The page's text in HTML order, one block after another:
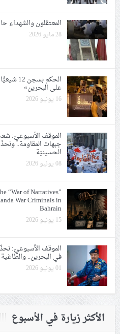
المعتقلون والشهداء
28 مايو 2026
الحكم
على البحرين»
16 يونيو 2026
الموقف الأسبوعيّ:
جبهات المقاومة..
الحسينيّة
08 يونيو 2026
“War of Narratives”
War Criminals in
Bahrain
15 يونيو 2026
الموقف الأسبوعيّ:
في البحرين..
01 يونيو 2026
الأكثر زيارة في الأسبوع